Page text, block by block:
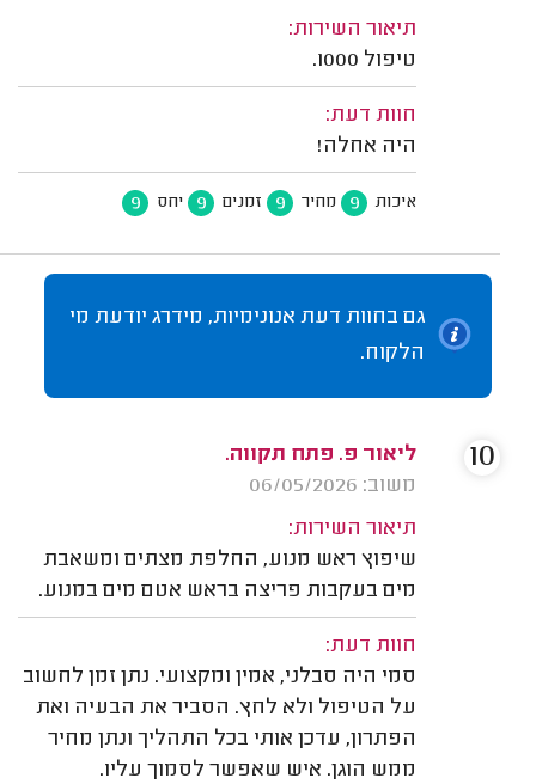
תיאור השירות:
טיפול 1000.
חוות דעת:
היה אחלה!
איכות 9 מחיר 9 זמנים 9 יחס 9
גם בחוות דעת אנונימיות, מידרג יודעת מי
הלקוח.
ליאור פ. פתח תקווה.
משוב: 06/05/2026
תיאור השירות:
שיפוץ ראש מנוע, החלפת מצתים ומשאבת
מים בעקבות פריצה בראש אטם מים במנוע.
חוות דעת:
סמי היה סבלני, אמין ומקצועי. נתן זמן לחשוב
על הטיפול ולא לחץ. הסביר את הבעיה ואת
הפתרון, עדכן אותי בכל התהליך ונתן מחיר
ממש הוגן. איש שאפשר לסמוך עליו.
10